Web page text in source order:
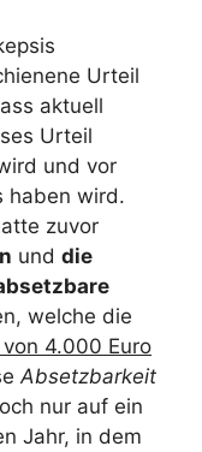
Urteil
aktuell
Urteil
und vor
haben wird.
zuvor
und die
welche die
4.000 Euro
Absetzbarkeit
nur auf ein
Jahr, in dem